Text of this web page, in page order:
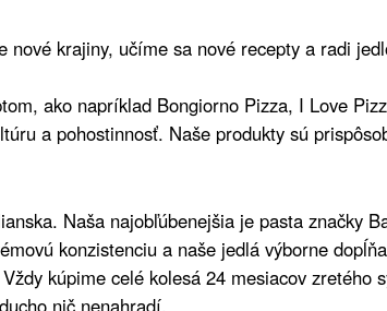
krajiny, učíme sa nové recepty a radi
ako napríklad Bongiorno Pizza, I Love
a pohostinnosť. Naše produkty sú
Naša najobľúbenejšia je pasta značky
konzistenciu a naše jedlá výborne
kúpime celé kolesá 24 mesiacov
nič nenahradí.